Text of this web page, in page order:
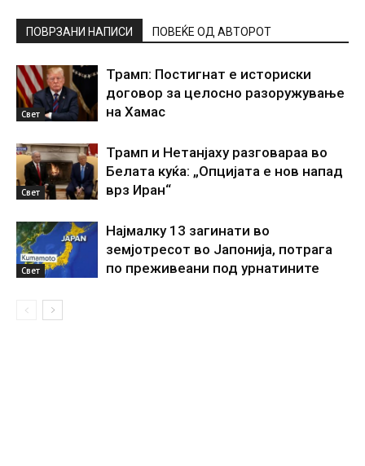
ПОВРЗАНИ НАПИСИ ПОВЕЌЕ ОД АВТОРОТ
Свет
Трамп: Постигнат е историски
договор за целосно разоружување
на Хамас
Свет
Трамп и Нетанјаху разговараа во
Белата куќа: „Опцијата е нов напад
врз Иран“
Свет
Најмалку 13 загинати во
земјотресот во Јапонија, потрага
по преживеани под урнатините